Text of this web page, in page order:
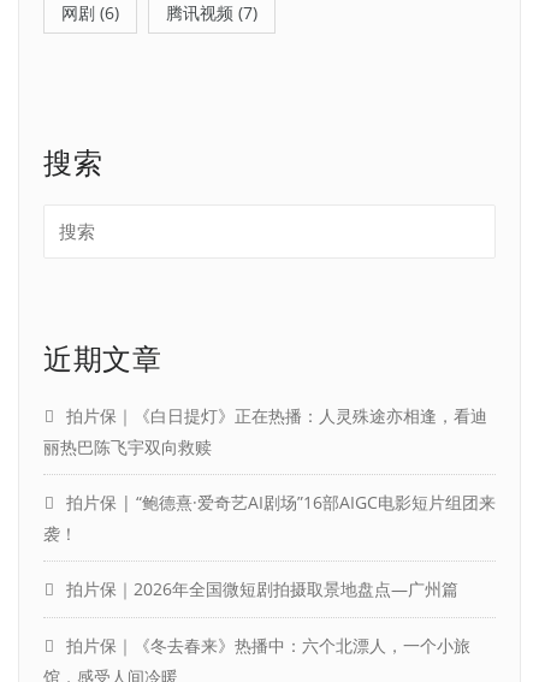
网剧 (6) 腾讯视频 (7)
搜索
近期文章
拍片保｜《白日提灯》正在热播：人灵殊途亦相逢，看迪
丽热巴陈飞宇双向救赎
拍片保 | “鲍德熹·爱奇艺AI剧场”16部AIGC电影短片组团来
袭！
拍片保｜2026年全国微短剧拍摄取景地盘点—广州篇
拍片保｜《冬去春来》热播中：六个北漂人，一个小旅
馆，感受人间冷暖